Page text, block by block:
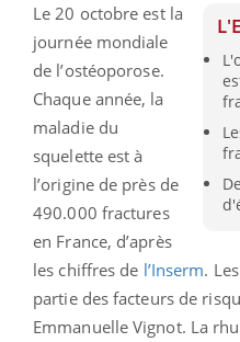
Le 20 octobre est la
journée mondiale
de l’ostéoporose.
Chaque année, la
maladie du
squelette est à
l’origine de près de
490.000 fractures
en France, d’après
les chiffres de l’Inserm.
partie des facteurs de
Emmanuelle Vignot. La